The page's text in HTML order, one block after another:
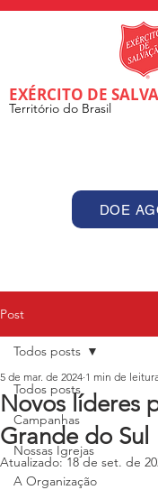
EXÉRCITO DE
Território do Brasil
DOE
Post
Todos posts
Campanhas
Nossas Igrejas
A Organização
Todos posts
Novos líderes
Grande do Sul
5 de mar. de 2024 1 min de
Atualizado:18 de set. de